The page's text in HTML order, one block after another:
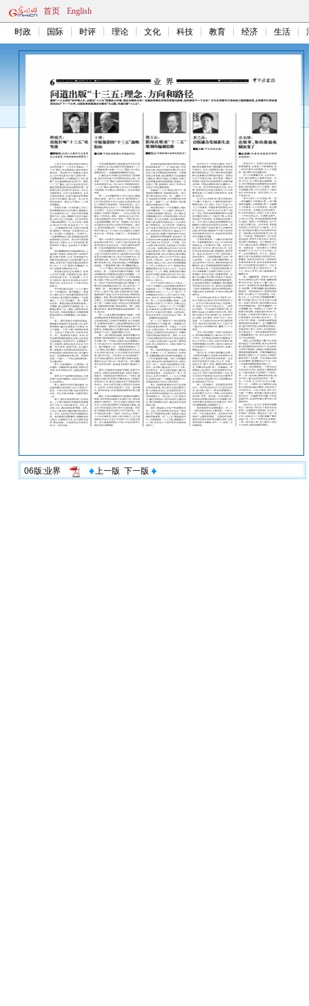
首页 English
时政 国际 时评 理论 文化 科技 教育 经济 生活
06版:业界 上一版 下一版